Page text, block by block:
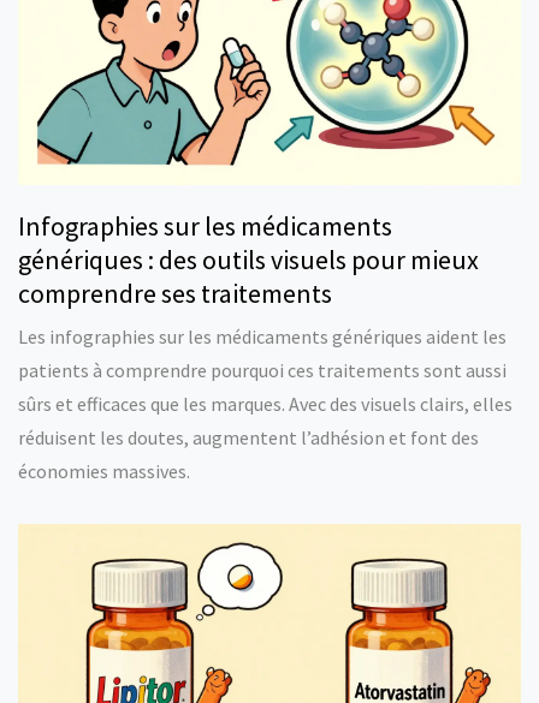
Infographies sur les médicaments
génériques : des outils visuels pour mieux
comprendre ses traitements
Les infographies sur les médicaments génériques aident les
patients à comprendre pourquoi ces traitements sont aussi
sûrs et efficaces que les marques. Avec des visuels clairs, elles
réduisent les doutes, augmentent l’adhésion et font des
économies massives.